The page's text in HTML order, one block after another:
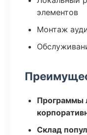
элементов
Монтаж
Программы
Склад